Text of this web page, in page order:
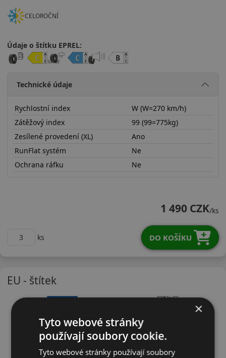
CELOROČNÍ
Údaje o štítku EPREL:
Technické údaje
Rychlostní index
W (W=270 km/h)
Zátěžový index
99 (99=775kg)
Zesílené provedení (XL)
Ano
RunFlat systém
Ne
Ochrana ráfku
Ne
1 490 CZK/ks
ks DO KOŠÍKU
EU - štítek
×
Tyto webové stránky
používají soubory cookie.
Tyto webové stránky používají soubory